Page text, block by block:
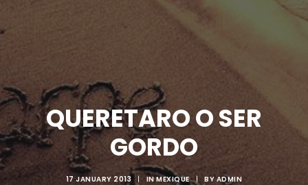
ENQUERETARO O SER
GORDO
17 JANUARY 2013 | INMEXIQUE | BYADMIN